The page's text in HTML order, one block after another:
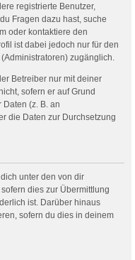
registrierte Benutzer,
Fragen dazu hast, suche
oder kontaktiere den
ist dabei jedoch nur für den
zugänglich.
Betreiber nur mit deiner
sofern er auf Grund
(z. B. an
die Daten zur Durchsetzung
unter den von dir
dies zur Übermittlung
ist. Darüber hinaus
sofern du dies in deinem